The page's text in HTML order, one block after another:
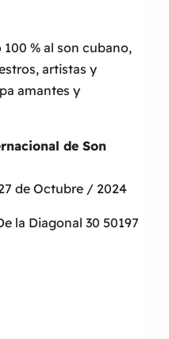
% al son cubano,
artistas y
amantes y
de Son
de Octubre / 2024
la Diagonal 30 50197